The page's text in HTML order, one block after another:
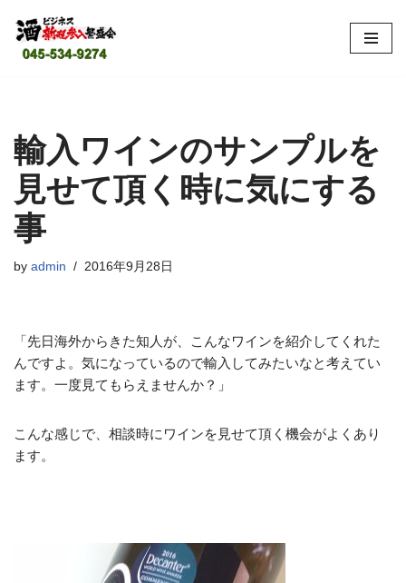
コ
ツ
へ
ス
キ
ッ
プ
輸入ワインのサンプルを
見せて頂く時に気にする
事
by admin 2016年9月28日
「先日海外からきた知人が、こんなワインを紹介してくれた
んですよ。気になっているので輸入してみたいなと考えてい
ます。一度見てもらえませんか？」
こんな感じで、相談時にワインを見せて頂く機会がよくあり
ます。